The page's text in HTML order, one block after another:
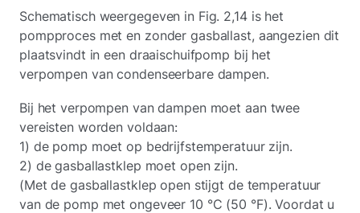
Schematisch weergegeven in Fig. 2,14 is het
pompproces met en zonder gasballast, aangezien dit
plaatsvindt in een draaischuifpomp bij het
verpompen van condenseerbare dampen.
Bij het verpompen van dampen moet aan twee
vereisten worden voldaan:
1) de pomp moet op bedrijfstemperatuur zijn.
2) de gasballastklep moet open zijn.
(Met de gasballastklep open stijgt de temperatuur
van de pomp met ongeveer 10 °C (50 °F). Voordat u